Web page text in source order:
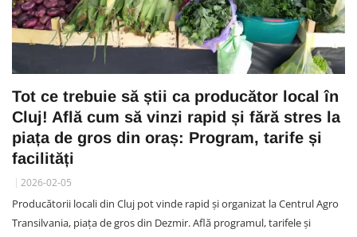
Tot ce trebuie să știi ca producător local în
Cluj! Află cum să vinzi rapid și fără stres la
piața de gros din oraș: Program, tarife și
facilități
2026-02-05
Producătorii locali din Cluj pot vinde rapid și organizat la Centrul Agro
Transilvania, piața de gros din Dezmir. Află programul, tarifele și